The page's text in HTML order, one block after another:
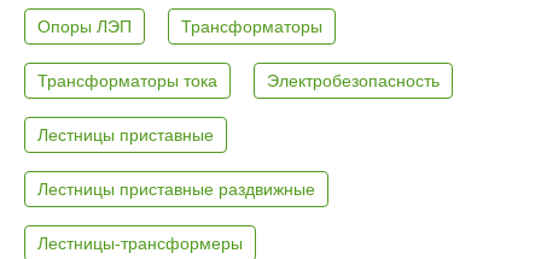
Опоры ЛЭП Трансформаторы
Трансформаторы тока Электробезопасность
Лестницы приставные
Лестницы приставные раздвижные
Лестницы-трансформеры